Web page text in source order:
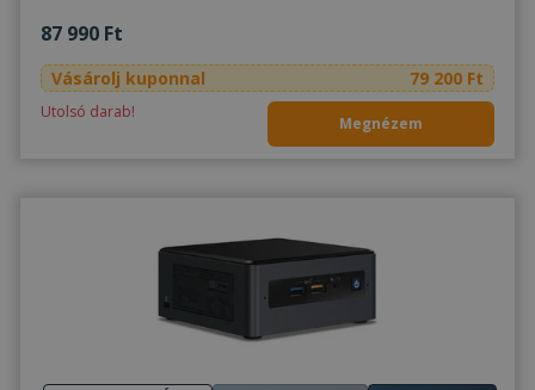
87 990 Ft
Vásárolj kuponnal 79 200 Ft
Utolsó darab!
Megnézem